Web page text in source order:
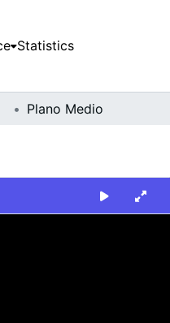
Statistics
Plano Medio